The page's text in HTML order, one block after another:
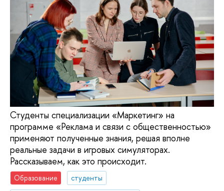
Студенты специализации «Маркетинг» на
программе «Реклама и связи с общественностью»
применяют полученные знания, решая вполне
реальные задачи в игровых симуляторах.
Рассказываем, как это происходит.
Образование
студенты